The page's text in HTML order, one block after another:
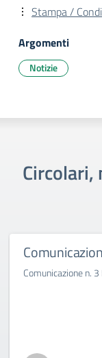
Stampa /
Argomenti
Notizie
Comunicazione n.